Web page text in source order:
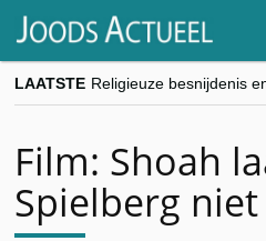
LAATSTE
Film: Shoah
Spielberg